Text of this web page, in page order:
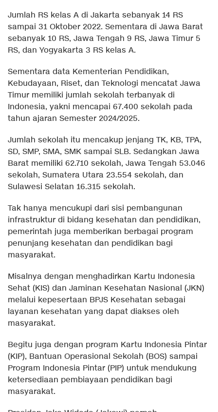
Jumlah RS kelas A di Jakarta sebanyak 14 RS
sampai 31 Oktober 2022. Sementara di Jawa Barat
sebanyak 10 RS, Jawa Tengah 9 RS, Jawa Timur 5
RS, dan Yogyakarta 3 RS kelas A.
Sementara data Kementerian Pendidikan,
Kebudayaan, Riset, dan Teknologi mencatat Jawa
Timur memiliki jumlah sekolah terbanyak di
Indonesia, yakni mencapai 67.400 sekolah pada
tahun ajaran Semester 2024/2025.
Jumlah sekolah itu mencakup jenjang TK, KB, TPA,
SD, SMP, SMA, SMK sampai SLB. Sedangkan Jawa
Barat memiliki 62.710 sekolah, Jawa Tengah 53.046
sekolah, Sumatera Utara 23.554 sekolah, dan
Sulawesi Selatan 16.315 sekolah.
Tak hanya mencukupi dari sisi pembangunan
infrastruktur di bidang kesehatan dan pendidikan,
pemerintah juga memberikan berbagai program
penunjang kesehatan dan pendidikan bagi
masyarakat.
Misalnya dengan menghadirkan Kartu Indonesia
Sehat (KIS) dan Jaminan Kesehatan Nasional (JKN)
melalui kepesertaan BPJS Kesehatan sebagai
layanan kesehatan yang dapat diakses oleh
masyarakat.
Begitu juga dengan program Kartu Indonesia Pintar
(KIP), Bantuan Operasional Sekolah (BOS) sampai
Program Indonesia Pintar (PIP) untuk mendukung
ketersediaan pembiayaan pendidikan bagi
masyarakat.